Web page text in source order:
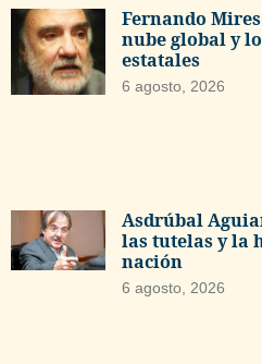
Fernando
nube global y
estatales
6 agosto, 2026
Asdrúbal
las tutelas y la
nación
6 agosto, 2026